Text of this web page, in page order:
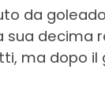
da
sua
ma dopo